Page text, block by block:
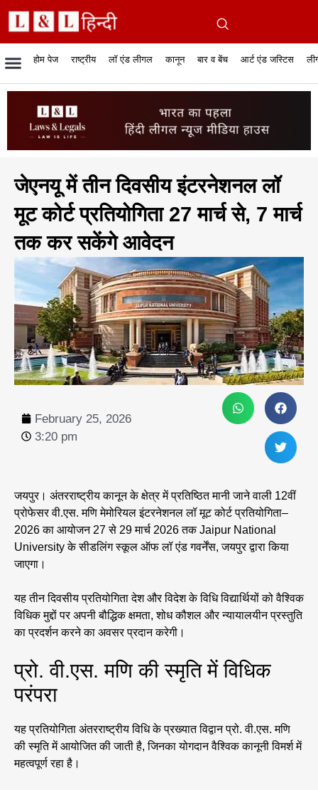
होम पेज राष्ट्रीय
रिपोर्टेबल जजमेंट सुप्रीम कोर्ट हाईकोर्ट
लॉ एंड लीगल
रिसर्च एनालाईसिस एंड लॉ केस स्टेटस
कानून
व्यापार में कानून फिल्में और कानून
बार व बेंच
बार एसोसिएशन बार
आर्ट एंड जस्टिस
जस्टिस एंड जस्टिस
जेएनयू में तीन दिवसीय इंटरनेशनल लॉ
मूट कोर्ट प्रतियोगिता 27 मार्च से, 7 मार्च
तक कर सकेंगे आवेदन
February 25, 2026
3:20 pm
जयपुर। अंतरराष्ट्रीय कानून के क्षेत्र में प्रतिष्ठित मानी जाने वाली 12वीं
प्रोफेसर वी.एस. मणि मेमोरियल इंटरनेशनल लॉ मूट कोर्ट प्रतियोगिता–
2026 का आयोजन 27 से 29 मार्च 2026 तक Jaipur National
University के सीडलिंग स्कूल ऑफ लॉ एंड गवर्नेंस, जयपुर द्वारा किया
जाएगा।
यह तीन दिवसीय प्रतियोगिता देश और विदेश के विधि विद्यार्थियों को वैश्विक
विधिक मुद्दों पर अपनी बौद्धिक क्षमता, शोध कौशल और न्यायालयीन प्रस्तुति
का प्रदर्शन करने का अवसर प्रदान करेगी।
प्रो. वी.एस. मणि की स्मृति में विधिक
परंपरा
यह प्रतियोगिता अंतरराष्ट्रीय विधि के प्रख्यात विद्वान प्रो. वी.एस. मणि
की स्मृति में आयोजित की जाती है, जिनका योगदान वैश्विक कानूनी विमर्श में
महत्वपूर्ण रहा है।